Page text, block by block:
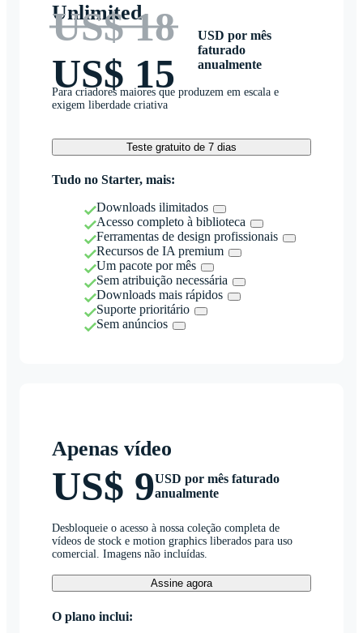
Unlimited
US$ 18
US$ 15
USD por mês
faturado
anualmente
Para criadores maiores que produzem em escala e
exigem liberdade criativa
Teste gratuito de 7 dias
Tudo no Starter, mais:
Downloads ilimitados
Acesso completo à biblioteca
Ferramentas de design profissionais
Recursos de IA premium
Um pacote por mês
Sem atribuição necessária
Downloads mais rápidos
Suporte prioritário
Sem anúncios
Apenas vídeo
US$ 9USD por mês faturado
anualmente
Desbloqueie o acesso à nossa coleção completa de
vídeos de stock e motion graphics liberados para uso
comercial. Imagens não incluídas.
Assine agora
O plano inclui: